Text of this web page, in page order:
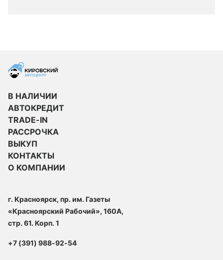
В НАЛИЧИИ
АВТОКРЕДИТ
TRADE-IN
РАССРОЧКА
ВЫКУП
КОНТАКТЫ
О КОМПАНИИ
г. Красноярск, пр. им. Газеты
«Красноярский Рабочий», 160А,
стр. 61. Корп. 1
+7 (391) 988-92-54